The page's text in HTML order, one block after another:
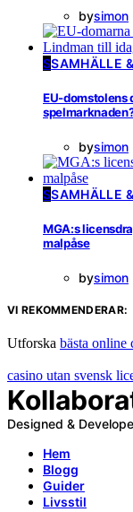
bysimon
SSAMHÄLLE
EU-domstolens
bysimon
SSAMHÄLLE
MGA:s
malpåse
bysimon
VI REKOMMENDERAR:
Utforska bästa online
casino utan svensk
Designed &
Hem
Blogg
Guider
Livsstil